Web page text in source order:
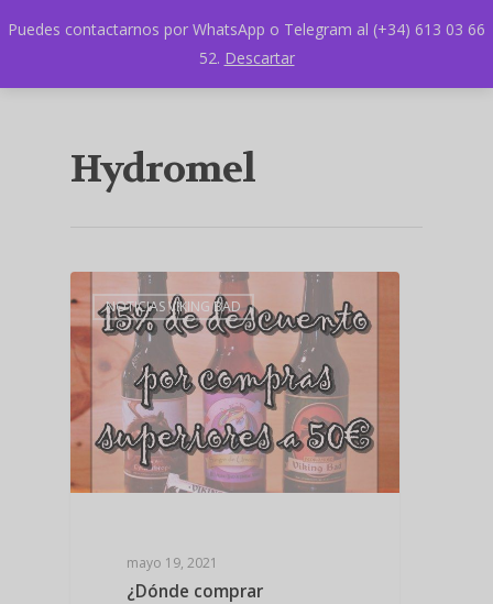
Hydromel
NOTICIAS VIKING BAD
mayo 19, 2021
¿Dónde comprar
Puedes contactarnos por WhatsApp o Telegram al (+34) 613 03 66
52. Descartar